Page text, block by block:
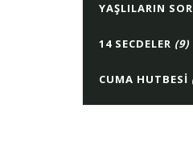
YAŞLILARIN
14 SECDELER (9)
CUMA HUTBESI